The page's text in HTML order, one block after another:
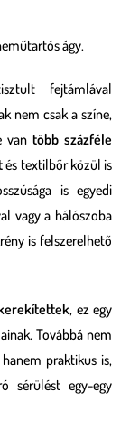
ágy.
fejtámlával
nem csak a színe,
van több százféle
és textilbőr közül is
is egyedi
vagy a hálószoba
is felszerelhető
, ez egy
Továbbá nem
praktikus is,
sérülést egy-egy